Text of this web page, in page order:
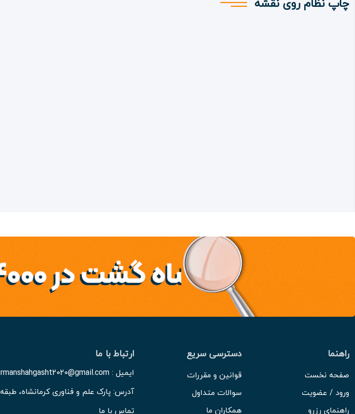
چاپ نظام روی نقشه
راهنما
صفحه نخست
ورود / عضویت
راهنمای رزرو
دسترسی سریع
قوانین و مقررات
سوالات متداول
همکاران ما
ارتباط با ما
ایمیل : kermanshahgasht2020@gmail.com
آدرس: پارک علم و فناوری کرمانشاه، طبقه7
تماس با ما